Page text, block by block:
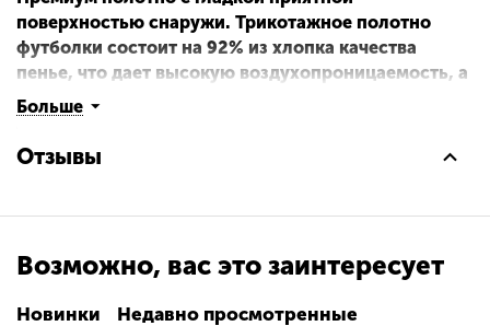
поверхностью снаружи. Трикотажное полотно
футболки состоит на 92% из хлопка качества
пенье, что дает высокую воздухопроницаемость, а
8% из эластана, что повышает износостойкость
изделия, добавляет эластичность, сохраняет его
цвет и снижает сминаемость футболки.
Особенности модели: Оверсайз
Больше
Отзывы
Возможно, вас это заинтересует
Новинки Недавно просмотренные